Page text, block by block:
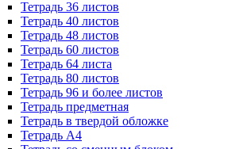
Тетрадь 36 листов
Тетрадь 40 листов
Тетрадь 48 листов
Тетрадь 60 листов
Тетрадь 64 листа
Тетрадь 80 листов
Тетрадь 96 и более листов
Тетрадь предметная
Тетрадь в твердой обложке
Тетрадь А4